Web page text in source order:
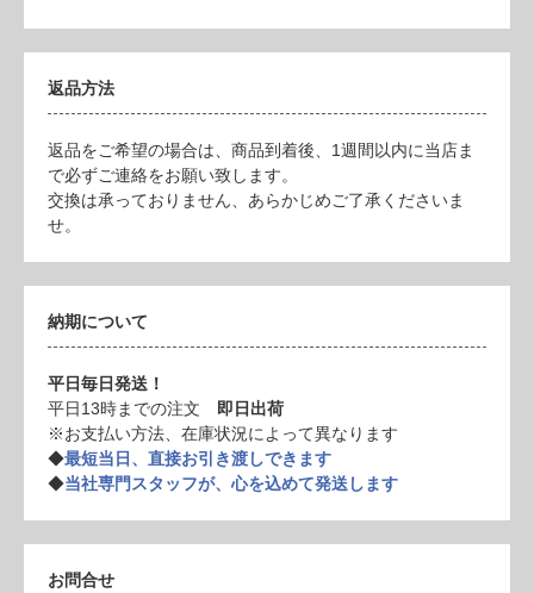
返品方法
返品をご希望の場合は、商品到着後、1週間以内に当店ま
で必ずご連絡をお願い致します。
交換は承っておりません、あらかじめご了承くださいま
せ。
納期について
平日毎日発送！
平日13時までの注文 即日出荷
※お支払い方法、在庫状況によって異なります
◆最短当日、直接お引き渡しできます
◆当社専門スタッフが、心を込めて発送します
お問合せ